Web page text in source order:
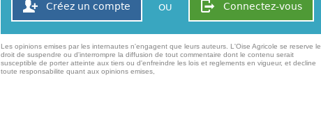
Connectez-vous
Créez un compte OU
Les opinions emises par les internautes n'engagent que leurs auteurs. L'Oise Agricole se reserve le
droit de suspendre ou d'interrompre la diffusion de tout commentaire dont le contenu serait
susceptible de porter atteinte aux tiers ou d'enfreindre les lois et reglements en vigueur, et decline
toute responsabilite quant aux opinions emises,